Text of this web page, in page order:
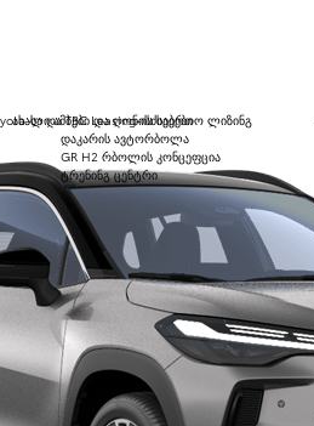
სა და TBC Leasing-ის საერთო ლიზინგ
ახალი ამბები და ღონისძიებები
დაკარის ავტორბოლა
GR H2 რბოლის კონცეფცია
ტრენინგ ცენტრი